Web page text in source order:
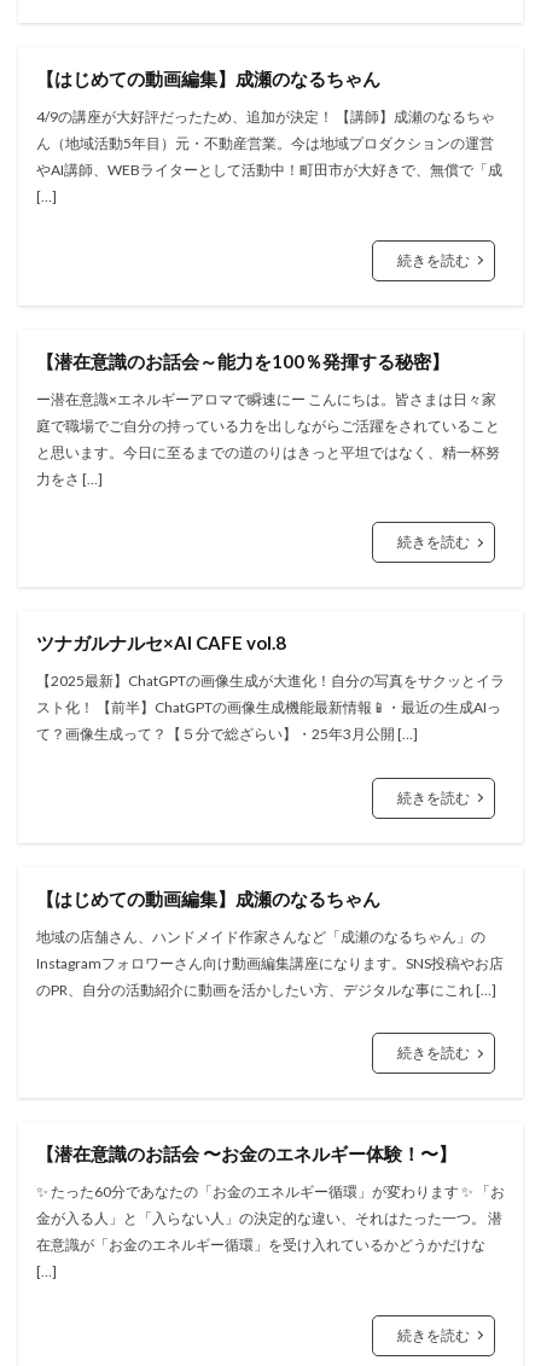
【はじめての動画編集】成瀬のなるちゃん
4/9の講座が大好評だったため、追加が決定！ 【講師】成瀬のなるちゃ
ん（地域活動5年目）元・不動産営業。今は地域プロダクションの運営
やAI講師、WEBライターとして活動中！町田市が大好きで、無償で「成
[…]
続きを読む
【潜在意識のお話会～能力を100％発揮する秘密】
ー潜在意識×エネルギーアロマで瞬速にー こんにちは。皆さまは日々家
庭で職場でご自分の持っている力を出しながらご活躍をされていること
と思います。今日に至るまでの道のりはきっと平坦ではなく、精一杯努
力をさ […]
続きを読む
ツナガルナルセ×AI CAFE vol.8
【2025最新】ChatGPTの画像生成が大進化！自分の写真をサクッとイラ
スト化！ 【前半】ChatGPTの画像生成機能最新情報📱・最近の生成AIっ
て？画像生成って？【５分で総ざらい】・25年3月公開 […]
続きを読む
【はじめての動画編集】成瀬のなるちゃん
地域の店舗さん、ハンドメイド作家さんなど「成瀬のなるちゃん」の
Instagramフォロワーさん向け動画編集講座になります。SNS投稿やお店
のPR、自分の活動紹介に動画を活かしたい方、デジタルな事にこれ […]
続きを読む
【潜在意識のお話会 〜お金のエネルギー体験！〜】
✨ たった60分であなたの「お金のエネルギー循環」が変わります ✨ 「お
金が入る人」と「入らない人」の決定的な違い、それはたった一つ。 潜
在意識が「お金のエネルギー循環」を受け入れているかどうかだけな
[…]
続きを読む